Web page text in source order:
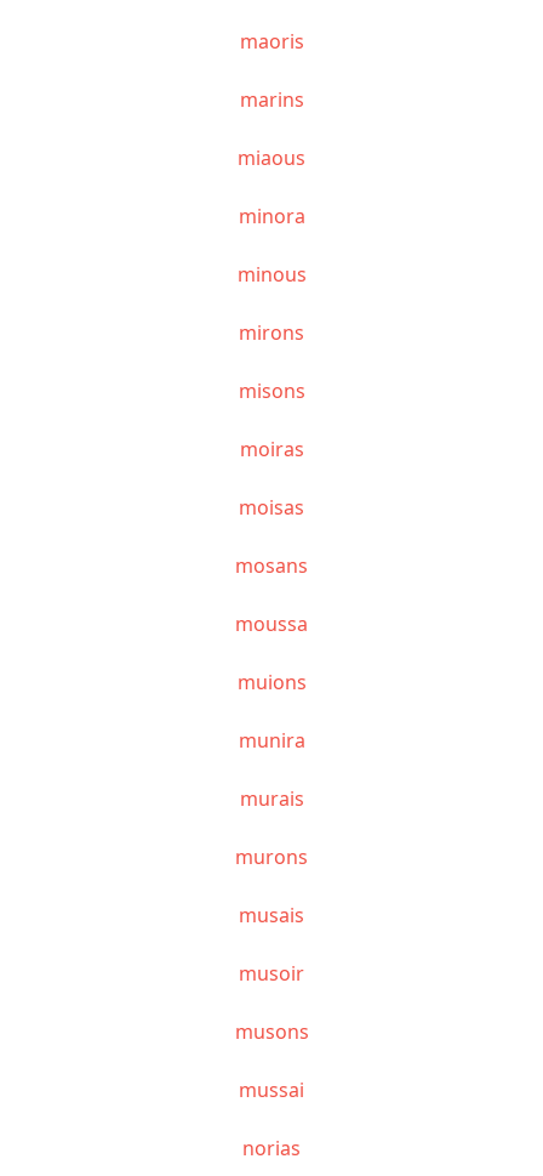
maoris
marins
miaous
minora
minous
mirons
misons
moiras
moisas
mosans
moussa
muions
munira
murais
murons
musais
musoir
musons
mussai
norias